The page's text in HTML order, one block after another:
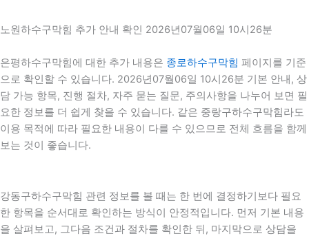
노원하수구막힘 추가 안내 확인 2026년07월06일 10시26분
은평하수구막힘에 대한 추가 내용은 종로하수구막힘 페이지를 기준
으로 확인할 수 있습니다. 2026년07월06일 10시26분 기본 안내, 상
담 가능 항목, 진행 절차, 자주 묻는 질문, 주의사항을 나누어 보면 필
요한 정보를 더 쉽게 찾을 수 있습니다. 같은 중랑구하수구막힘라도
이용 목적에 따라 필요한 내용이 다를 수 있으므로 전체 흐름을 함께
보는 것이 좋습니다.
강동구하수구막힘 관련 정보를 볼 때는 한 번에 결정하기보다 필요
한 항목을 순서대로 확인하는 방식이 안정적입니다. 먼저 기본 내용
을 살펴보고, 그다음 조건과 절차를 확인한 뒤, 마지막으로 상담을